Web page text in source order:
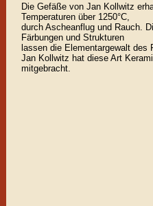
Die Gefäße von Jan Kollwitz
Temperaturen über 1250°C,
durch Ascheanflug und Rauch.
Färbungen und Strukturen
lassen die Elementargewalt des
Jan Kollwitz hat diese Art
mitgebracht.